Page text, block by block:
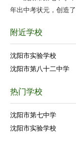
年出中考状元，创造
附近学校
沈阳市实验学校
沈阳市第八十二中学
热门学校
沈阳市第七中学
沈阳市实验学校